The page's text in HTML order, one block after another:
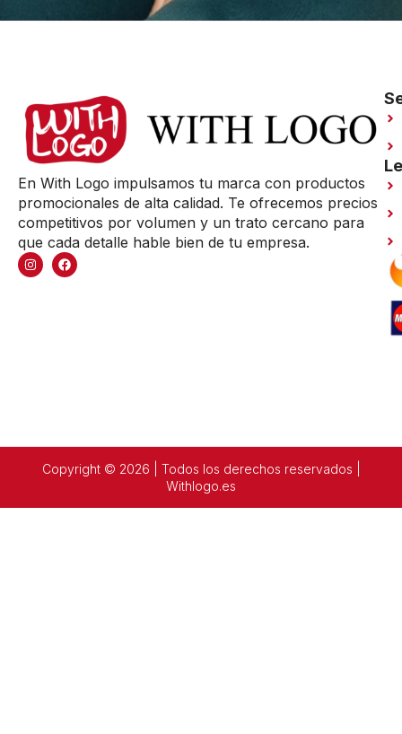
En With Logo impulsamos tu marca con productos
promocionales de alta calidad. Te ofrecemos precios
competitivos por volumen y un trato cercano para
que cada detalle hable bien de tu empresa.
Copyright © 2026 | Todos los derechos reservados |
Withlogo.es